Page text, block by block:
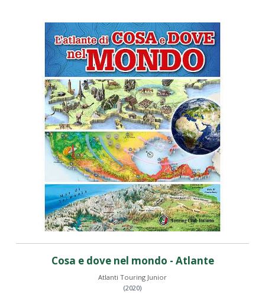
Cosa e dove nel mondo - Atlante
Atlanti Touring Junior
(2020)